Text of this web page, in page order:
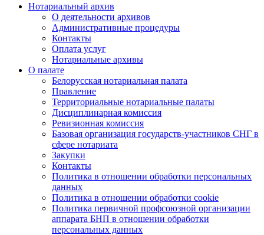
Нотариальный архив
О деятельности архивов
Административные процедуры
Контакты
Оплата услуг
Нотариальные архивы
О палате
Белорусская нотариальная палата
Правление
Территориальные нотариальные палаты
Дисциплинарная комиссия
Ревизионная комиссия
Базовая организация государств-участников СНГ в
сфере нотариата
Закупки
Контакты
Политика в отношении обработки персональных
данных
Политика в отношении обработки cookie
Политика первичной профсоюзной организации
аппарата БНП в отношении обработки
персональных данных